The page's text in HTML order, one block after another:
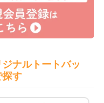
ナルトートバッ
探す